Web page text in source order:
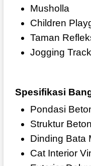
Musholla
Children
Taman
Jogging Track
Spesifikasi
Pondasi
Struktur
Dinding Bata
Cat Interior